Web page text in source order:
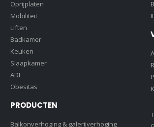
Oprijplaten
Mobiliteit
Liften
Badkamer
Keuken
Slaapkamer
ADL
Obesitas
PRODUCTEN
Balkonverhoging & galerijverhoging